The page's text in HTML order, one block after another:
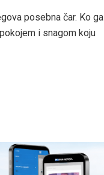
posebna čar. Ko ga
i snagom koju